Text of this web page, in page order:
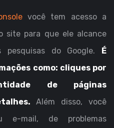
você tem acesso a
site para que ele alcance
pesquisas do Google. É
como: cliques por
de páginas
Além disso, você
e-mail, de problemas